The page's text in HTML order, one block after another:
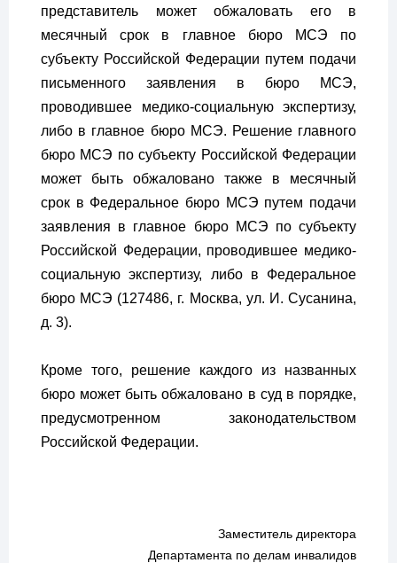
представитель может обжаловать его в
месячный срок в главное бюро МСЭ по
субъекту Российской Федерации путем подачи
письменного заявления в бюро МСЭ,
проводившее медико-социальную экспертизу,
либо в главное бюро МСЭ. Решение главного
бюро МСЭ по субъекту Российской Федерации
может быть обжаловано также в месячный
срок в Федеральное бюро МСЭ путем подачи
заявления в главное бюро МСЭ по субъекту
Российской Федерации, проводившее медико-
социальную экспертизу, либо в Федеральное
бюро МСЭ (127486, г. Москва, ул. И. Сусанина,
д. 3).
Кроме того, решение каждого из названных
бюро может быть обжаловано в суд в порядке,
предусмотренном законодательством
Российской Федерации.
Заместитель директора
Департамента по делам инвалидов